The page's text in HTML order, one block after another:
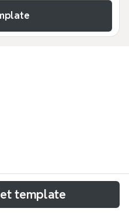
de planification
web et les
template